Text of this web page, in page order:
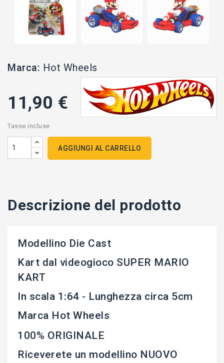
Marca: Hot Wheels
11,90 €
Tasse incluse
AGGIUNGI AL CARRELLO
Descrizione del prodotto
Modellino Die Cast
Kart dal videogioco SUPER MARIO
KART
In scala 1:64 - Lunghezza circa 5cm
Marca Hot Wheels
100% ORIGINALE
Riceverete un modellino NUOVO